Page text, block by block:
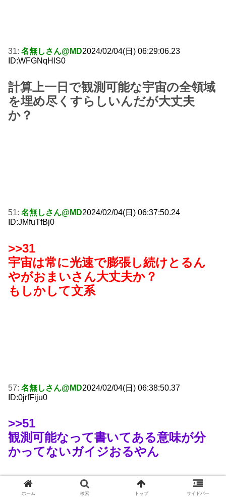
31: 名無しさん@MD2024/02/04(日) 06:29:06.23
ID:WFGNqHlS0
計算上一日で観測可能な宇宙の全領域
を埋め尽くすらしいんだが大丈夫
か？
51: 名無しさん@MD2024/02/04(日) 06:37:50.24
ID:JMfuTfBj0
>>31
宇宙は常に光速で膨張し続けとるん
やがおまいさん大丈夫か？
もしかして文系
57: 名無しさん@MD2024/02/04(日) 06:38:50.37
ID:0jrfFiju0
>>51
観測可能なって書いてある意味が分
かってないガイジおるやん
ホーム 検索 トップ サイドバー